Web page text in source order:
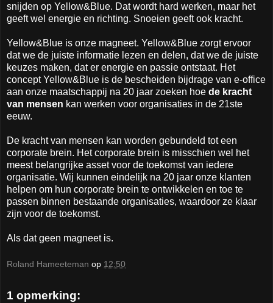
snijden op Yellow&Blue. Dat wordt hard werken, maar het
geeft wel energie en richting. Snoeien geeft ook kracht.
Yellow&Blue is onze magneet. Yellow&Blue zorgt ervoor
dat we de juiste informatie lezen en delen, dat we de juiste
keuzes maken, dat er energie en passie ontstaat. Het
concept Yellow&Blue is de bescheiden bijdrage van e-office
aan onze maatschappij na 20 jaar zoeken hoe de kracht
van mensen kan werken voor organisaties in de 21ste
eeuw.
De kracht van mensen kan worden gebundeld tot een
corporate brein. Het corporate brein is misschien wel het
meest belangrijke asset voor de toekomst van iedere
organisatie. Wij kunnen eindelijk na 20 jaar onze klanten
helpen om hun corporate brein te ontwikkelen en toe te
passen binnen bestaande organisaties, waardoor ze klaar
zijn voor de toekomst.
Als dat geen magneet is.
Roland Hameeteman op 12:50
1 opmerking: